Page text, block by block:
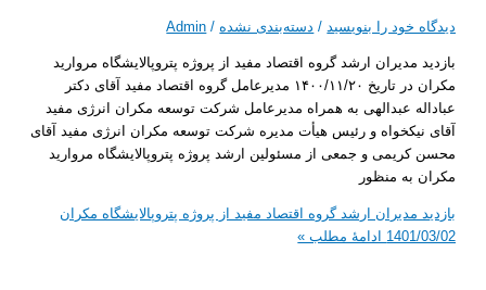
خود را بنویسید / دسته‌بندی نشده/
Admin
مدیران ارشد گروه اقتصاد مفید از پروژه پتروپالایشگاه مروارید
مکران در تاریخ ۱۴۰۰/۱۱/۲۰ مدیرعامل گروه اقتصاد مفید آقای دکتر
عبدالهی به همراه مدیرعامل شرکت توسعه مکران انرژی مفید
و رئیس هیأت مدیره شرکت توسعه مکران انرژی مفید آقای
و جمعی از مسئولین ارشد پروژه پتروپالایشگاه مروارید
به منظور
مدیران ارشد گروه اقتصاد مفید از پروژه پتروپالایشگاه مکران
ادامۀ مطلب »